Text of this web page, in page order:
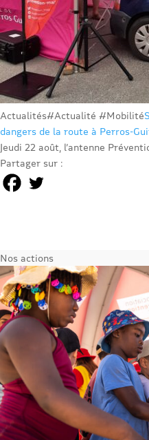
Actualités#Actualité #Mobilité
dangers de la route à Perros-
Jeudi 22 août, l’antenne
Partager sur :
Nos actions